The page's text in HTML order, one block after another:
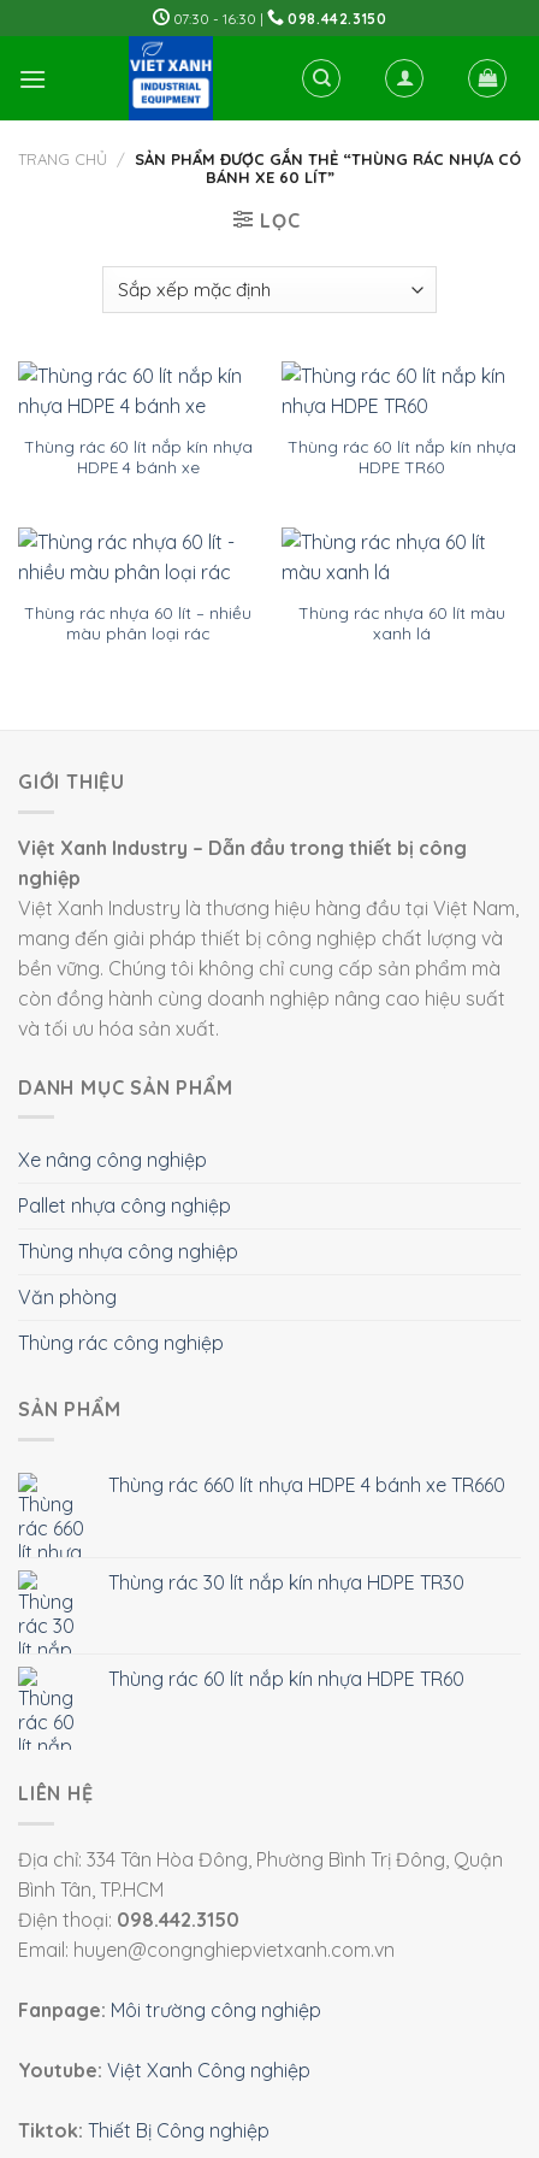
to
content
07:30 - 16:30 | 098.442.3150
TRANG CHỦ / SẢN PHẨM ĐƯỢC GẮN THẺ “THÙNG RÁC NHỰA CÓ
BÁNH XE 60 LÍT”
LỌC
Thùng rác 60 lít nắp kín nhựa
HDPE 4 bánh xe
Thùng rác 60 lít nắp kín nhựa
HDPE TR60
Thùng rác nhựa 60 lít – nhiều
màu phân loại rác
Thùng rác nhựa 60 lít màu
xanh lá
GIỚI THIỆU
Việt Xanh Industry – Dẫn đầu trong thiết bị công
nghiệp
Việt Xanh Industry là thương hiệu hàng đầu tại Việt Nam,
mang đến giải pháp thiết bị công nghiệp chất lượng và
bền vững. Chúng tôi không chỉ cung cấp sản phẩm mà
còn đồng hành cùng doanh nghiệp nâng cao hiệu suất
và tối ưu hóa sản xuất.
DANH MỤC SẢN PHẨM
Xe nâng công nghiệp
Pallet nhựa công nghiệp
Thùng nhựa công nghiệp
Văn phòng
Thùng rác công nghiệp
SẢN PHẨM
Thùng rác 660 lít nhựa HDPE 4 bánh xe TR660
Thùng rác 30 lít nắp kín nhựa HDPE TR30
Thùng rác 60 lít nắp kín nhựa HDPE TR60
LIÊN HỆ
Địa chỉ: 334 Tân Hòa Đông, Phường Bình Trị Đông, Quận
Bình Tân, TP.HCM
Điện thoại: 098.442.3150
Email: huyen@congnghiepvietxanh.com.vn
Fanpage: Môi trường công nghiệp
Youtube: Việt Xanh Công nghiệp
Tiktok: Thiết Bị Công nghiệp